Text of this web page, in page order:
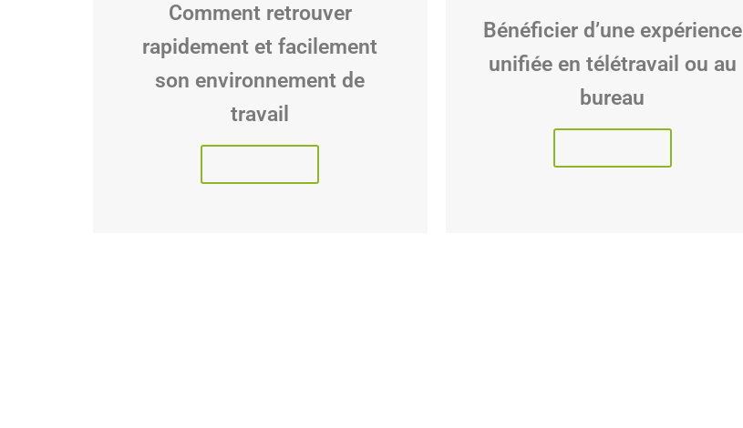
Comment retrouver
rapidement et facilement
son environnement de
travail
Bénéficier d’une expérience
unifiée en télétravail ou au
bureau